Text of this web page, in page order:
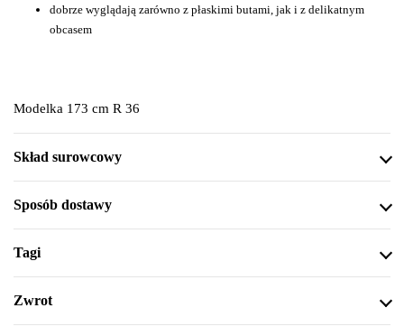
dobrze wyglądają zarówno z płaskimi butami, jak i z delikatnym
obcasem
Modelka 173 cm R 36
Skład surowcowy
Sposób dostawy
Tagi
Zwrot